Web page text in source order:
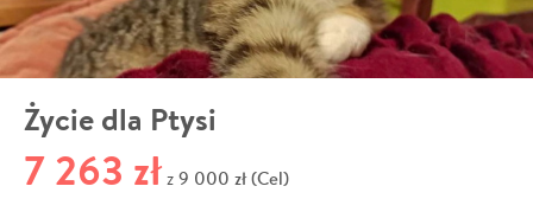
Życie dla Ptysi
7 263 zł z 9 000 zł (Cel)